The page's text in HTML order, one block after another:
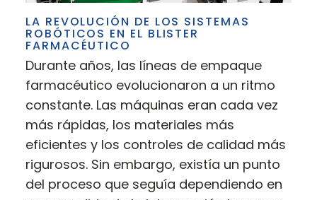
LA REVOLUCIÓN DE LOS SISTEMAS
ROBÓTICOS EN EL BLISTER
FARMACÉUTICO
Durante años, las líneas de empaque
farmacéutico evolucionaron a un ritmo
constante. Las máquinas eran cada vez
más rápidas, los materiales más
eficientes y los controles de calidad más
rigurosos. Sin embargo, existía un punto
del proceso que seguía dependiendo en